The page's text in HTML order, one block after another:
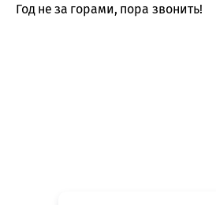
Год не за горами, пора звонить!